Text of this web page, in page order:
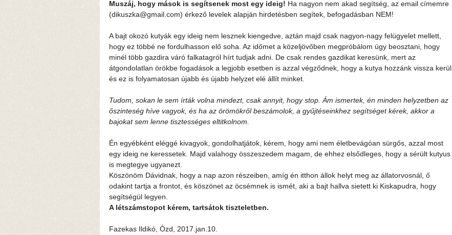
Muszáj, hogy mások is segítsenek most egy ideig! Ha nagyon nem akad segítség, az email címemre
(dikuszka@gmail.com) érkező levelek alapján hirdetésben segítek, befogadásban NEM!
A bajt okozó kutyák egy ideig nem lesznek kiengedve, aztán majd csak nagyon-nagy felügyelet mellett,
hogy ez többé ne fordulhasson elő soha. Az időmet a közeljövőben megpróbálom úgy beosztani, hogy
minél több gazdira váró falkatagról hírt tudjak adni. De csak rendes gazdikat keresünk, mert az
átgondolatlan örökbe fogadások a legjobb esetben is azzal végződnek, hogy a kutya hozzánk vissza kerül,
és ez is folyamatosan újabb és újabb helyzet elé állít minket.
Tudom, sokan le sem írták volna mindezt, csak annyit, hogy stop. Ám ismertek, én minden helyzetben az
őszinteség híve vagyok, és ha az örömökről beszámolok, a gyűjtéseinkhez segítséget kérek, akkor a
bajokat sem lenne tisztességes eltitkolnom.
Én egyébként eléggé kivagyok, gondolhatjátok, kérem, hogy ami nem életbevágóan sürgős, azzal most
egy ideig ne keressetek. Majd valahogy összeszedem magam, de ehhez elsődleges, hogy a sérült kutyus
is megtegye ugyanezt.
Köszönöm Dávidnak, hogy a nap azon részeiben, amíg én itthon állok helyt meg az állatorvosnál, ő
odakint tartja a frontot, és köszönet az öcsémnek is ismét, aki a bajt hallva sietett ki Kiskapudra, hogy
segítségül legyen.
A létszámstopot kérem, tartsátok tiszteletben.
Fazekas Ildikó, Ózd, 2017.jan.10.